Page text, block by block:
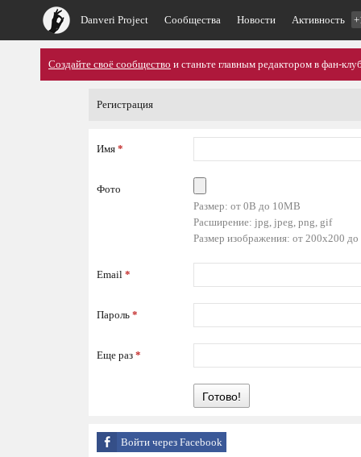
Danveri Project Сообщества Новости Активность
Создайте своё сообщество и станьте главным редактором в фан-
Регистрация
Имя *
Фото
Размер: от 0B до 10MB
Расширение: jpg, jpeg, png, gif
Размер изображения: от 200x200
Email *
Пароль *
Еще раз *
Готово!
Войти через Facebook